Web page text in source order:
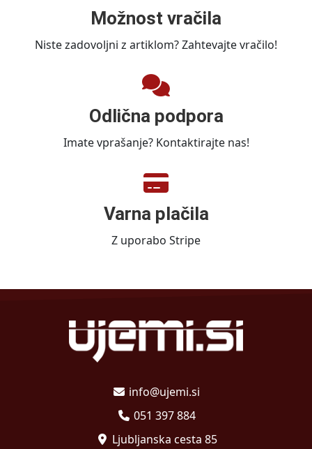
Možnost vračila
Niste zadovoljni z artiklom? Zahtevajte vračilo!
Odlična podpora
Imate vprašanje? Kontaktirajte nas!
Varna plačila
Z uporabo Stripe
info@ujemi.si
051 397 884
Ljubljanska cesta 85